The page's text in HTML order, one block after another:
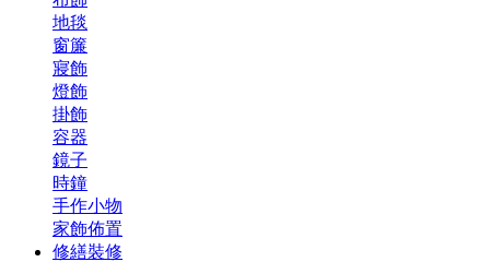
地毯
窗簾
寢飾
燈飾
掛飾
容器
鏡子
時鐘
手作小物
家飾佈置
修繕裝修